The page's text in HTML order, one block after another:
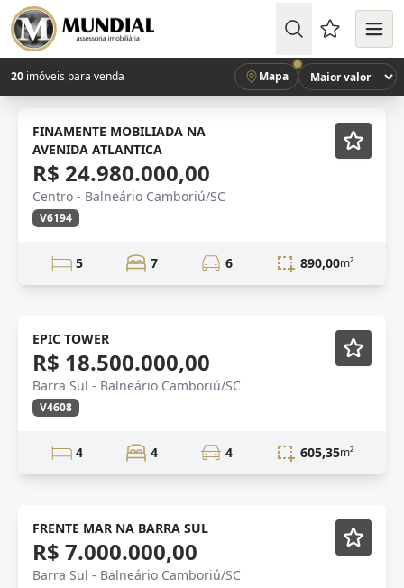
Favoritos
20 imóveis para venda Mapa
VISTA MAR Mobiliado
FINAMENTE MOBILIADA NA
AVENIDA ATLANTICA
R$ 24.980.000,00
Centro - Balneário Camboriú/SC
V6194
5 7 6 890,00m²
FRENTE MAR Mobiliado
EPIC TOWER
R$ 18.500.000,00
Barra Sul - Balneário Camboriú/SC
V4608
4 4 4 605,35m²
frente mar Mobiliado
FRENTE MAR NA BARRA SUL
R$ 7.000.000,00
Barra Sul - Balneário Camboriú/SC